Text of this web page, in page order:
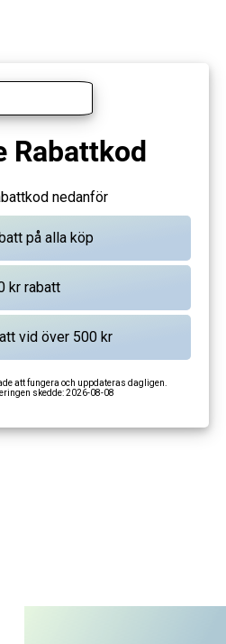
Rabattkod
nedanför
att fungera och uppdateras dagligen.
skedde:2026-08-08